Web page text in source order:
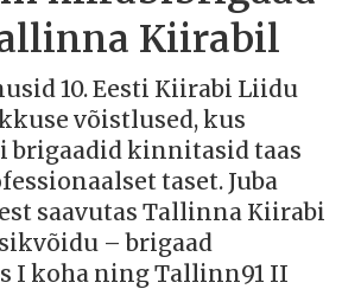
Kiirabil
10. Eesti Kiirabi Liidu
võistlused, kus
brigaadid kinnitasid taas
taset. Juba
saavutas Tallinna Kiirabi
– brigaad
I koha ning Tallinn91 II